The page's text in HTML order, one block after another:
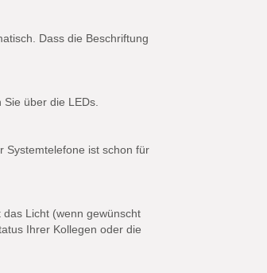
Dass die Beschriftung
über die LEDs.
Systemtelefone ist schon für
Licht (wenn gewünscht
Ihrer Kollegen oder die